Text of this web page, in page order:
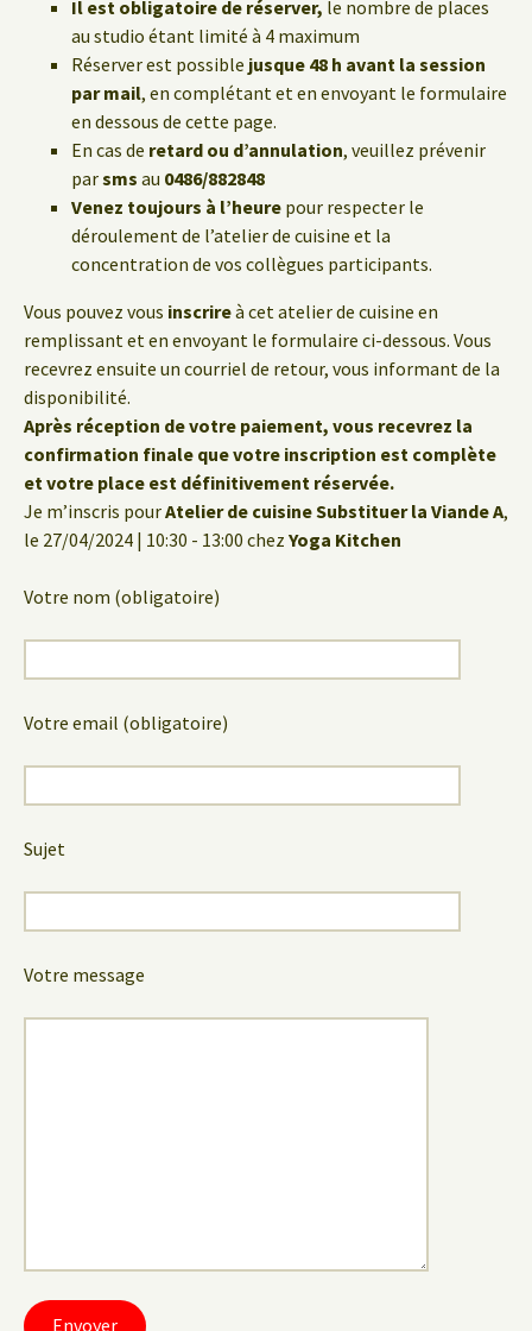
Il est obligatoire de réserver, le nombre de places
au studio étant limité à 4 maximum
Réserver est possible jusque 48 h avant la session
par mail, en complétant et en envoyant le formulaire
en dessous de cette page.
En cas de retard ou d’annulation, veuillez prévenir
parsms au 0486/882848
Venez toujours à l’heure pour respecter le
déroulement de l’atelier de cuisine et la
concentration de vos collègues participants.
Vous pouvez vous inscrireà cet atelier de cuisine en
remplissant et en envoyant le formulaire ci-dessous. Vous
recevrez ensuite un courriel de retour, vous informant de la
disponibilité.
Après réception de votre paiement, vous recevrez la
confirmation finale que votre inscription est complète
et votre place est définitivement réservée.
Je m’inscris pourAtelier de cuisine Substituer la Viande A,
le 27/04/2024 | 10:30 - 13:00 chez Yoga Kitchen
Votre nom (obligatoire)
Votre email (obligatoire)
Sujet
Votre message